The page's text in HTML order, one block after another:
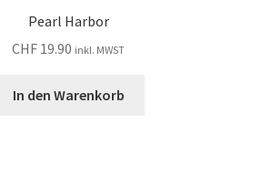
Pearl Harbor
CHF 19.90 inkl. MWST
In den Warenkorb